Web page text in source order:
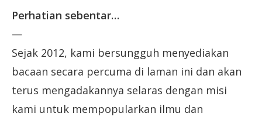
Perhatian sebentar…
—
Sejak 2012, kami bersungguh menyediakan
bacaan secara percuma di laman ini dan akan
terus mengadakannya selaras dengan misi
kami untuk mempopularkan ilmu dan